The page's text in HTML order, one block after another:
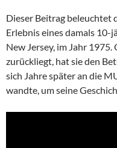
Dieser Beitrag beleuchtet
Erlebnis eines damals 10-
New Jersey, im Jahr
zurückliegt, hat sie den
sich Jahre später an die
wandte, um seine